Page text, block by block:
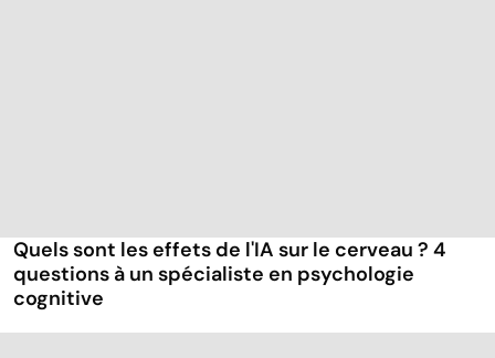
Quels sont les effets de l'IA sur le cerveau ? 4
questions à un spécialiste en psychologie
cognitive